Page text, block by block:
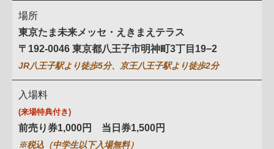
場所
東京たま未来メッセ・えきまえテラス
〒192-0046 東京都八王子市明神町3丁目19−2
JR八王子駅より徒歩5分、京王八王子駅より徒歩2分
入場料
(来場特典付き)
前売り券1,000円 当日券1,500円
※税込（中学生以下入場無料）